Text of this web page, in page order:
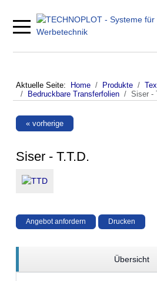
Mobile Menu Toggle
Aktuelle Seite: Home Produkte
Bedruckbare Transferfolien
Siser -
« vorherige
Siser - T.T.D.
Angebot anfordern Drucken
Übersicht